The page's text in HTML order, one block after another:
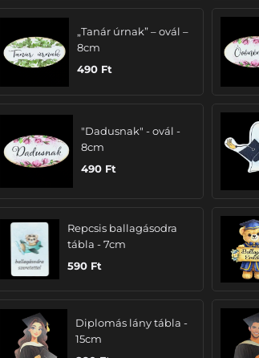
„Tanár úrnak” – ovál –
8cm
490 Ft
"Dadusnak" - ovál -
8cm
490 Ft
Repcsis ballagásodra
tábla - 7cm
590 Ft
Diplomás lány tábla -
15cm